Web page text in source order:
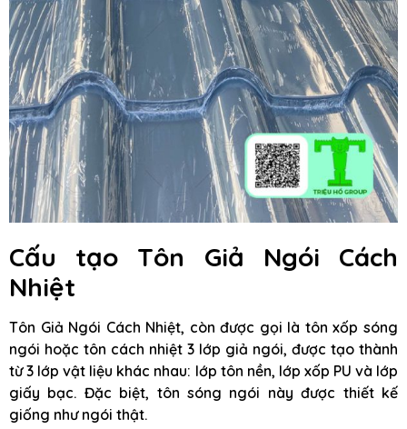
Cấu tạo Tôn Giả Ngói Cách
Nhiệt
Tôn Giả Ngói Cách Nhiệt, còn được gọi là tôn xốp sóng
ngói hoặc tôn cách nhiệt 3 lớp giả ngói, được tạo thành
từ 3 lớp vật liệu khác nhau: lớp tôn nền, lớp xốp PU và lớp
giấy bạc. Đặc biệt, tôn sóng ngói này được thiết kế
giống như ngói thật.